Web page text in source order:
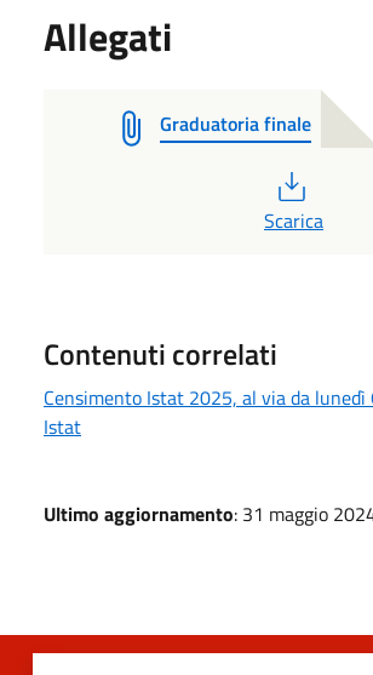
Allegati
Graduatoria finale
Scarica
Contenuti correlati
Censimento Istat 2025, al via da
Istat
Ultimo aggiornamento: 31 maggio